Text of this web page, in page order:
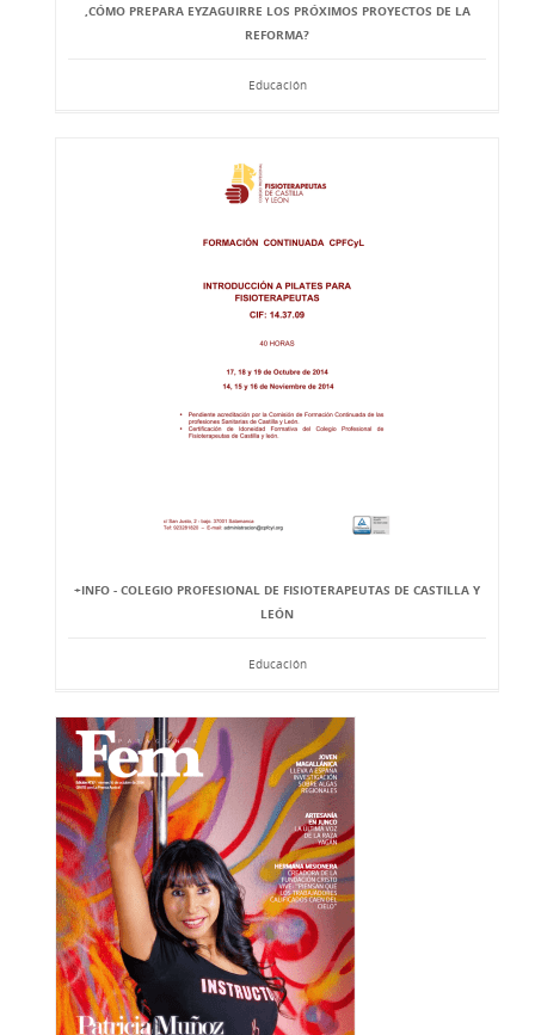
,CÓMO PREPARA EYZAGUIRRE LOS PRÓXIMOS PROYECTOS DE LA
REFORMA?
Educación
+INFO - COLEGIO PROFESIONAL DE FISIOTERAPEUTAS DE CASTILLA Y
LEÓN
Educación